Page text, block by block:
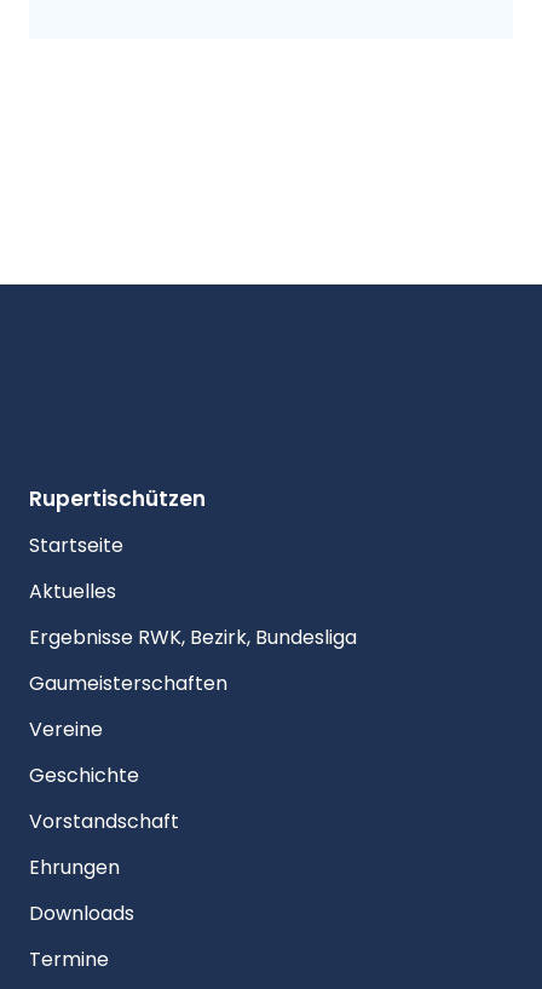
Rupertischützen
Startseite
Aktuelles
Ergebnisse RWK, Bezirk, Bundesliga
Gaumeisterschaften
Vereine
Geschichte
Vorstandschaft
Ehrungen
Downloads
Termine